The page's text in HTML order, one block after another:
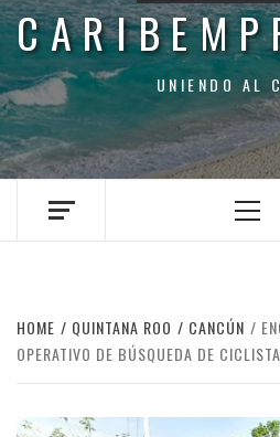
UNIENDO AL
Menu
HOME QUINTANA ROO CANCÚN
OPERATIVO DE BÚSQUEDA DE